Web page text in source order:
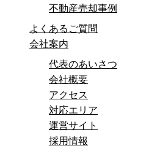
不動産売却事例
よくあるご質問
会社案内
代表のあいさつ
会社概要
アクセス
対応エリア
運営サイト
採用情報